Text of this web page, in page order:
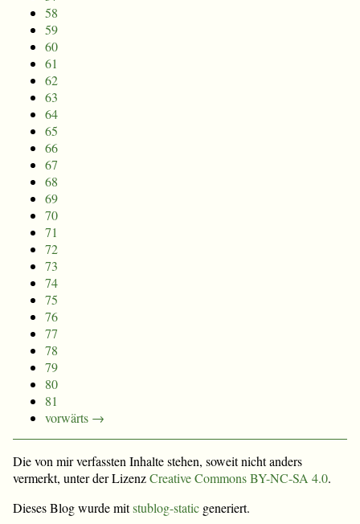
58
59
60
61
62
63
64
65
66
67
68
69
70
71
72
73
74
75
76
77
78
79
80
81
vorwärts →
Die von mir verfassten Inhalte stehen, soweit nicht anders
vermerkt, unter der LizenzCreative Commons BY-NC-SA 4.0.
Dieses Blog wurde mitstublog-static generiert.